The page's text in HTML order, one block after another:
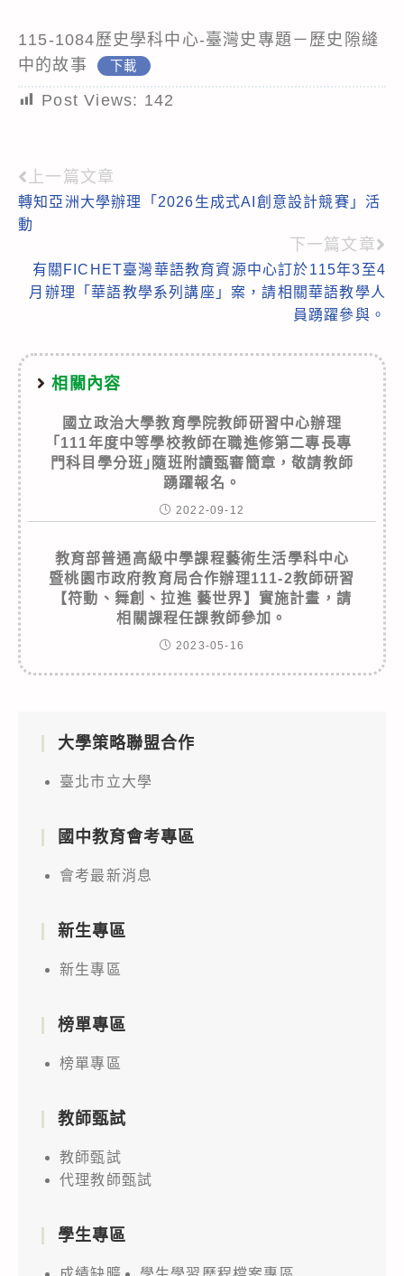
115-1084歷史學科中心-臺灣史專題－歷史隙縫
中的故事
下載
Post Views: 142
Read
more
上一篇文章
轉知亞洲大學辦理「2026生成式AI創意設計競賽」活
動
下一篇文章
有關FICHET臺灣華語教育資源中心訂於115年3至4
月辦理「華語教學系列講座」案，請相關華語教學人
員踴躍參與。
相關內容
國立政治大學教育學院教師研習中心辦理
｢111年度中等學校教師在職進修第二專長專
門科目學分班｣隨班附讀甄審簡章，敬請教師
踴躍報名。
2022-09-12
教育部普通高級中學課程藝術生活學科中心
暨桃園市政府教育局合作辦理111-2教師研習
【符動、舞創、拉進 藝世界】實施計畫，請
相關課程任課教師參加。
2023-05-16
大學策略聯盟合作
臺北市立大學
國中教育會考專區
會考最新消息
新生專區
新生專區
榜單專區
榜單專區
教師甄試
教師甄試
代理教師甄試
學生專區